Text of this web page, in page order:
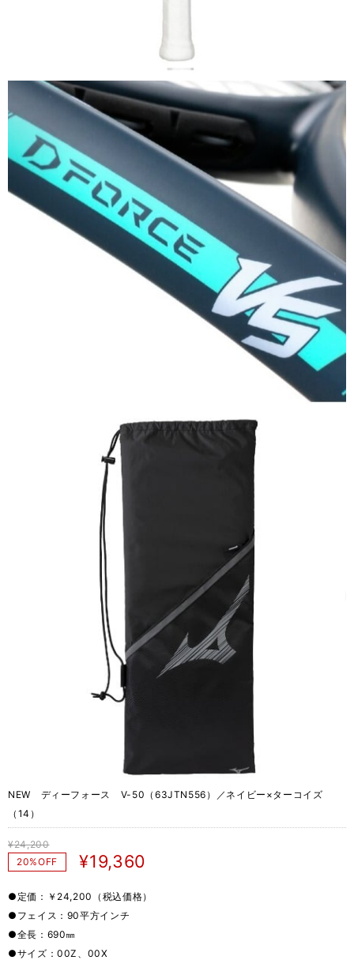
NEW ディーフォース V-50（63JTN556）／ネイビー×ターコイズ
（14）
¥24,200
20%OFF
¥19,360
●定価：￥24,200（税込価格）
●フェイス：90平方インチ
●全長：690㎜
●サイズ：00Z、00X